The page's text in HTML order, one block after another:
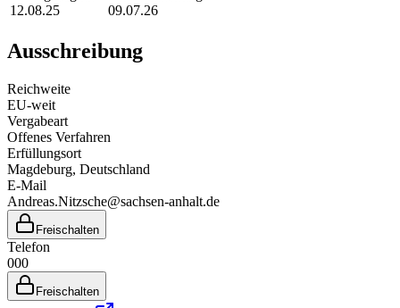
12.08.25
09.07.26
Ausschreibung
Reichweite
EU-weit
Vergabeart
Offenes Verfahren
Erfüllungsort
Magdeburg, Deutschland
E-Mail
Andreas.Nitzsche@sachsen-anhalt.de
Freischalten
Telefon
000
Freischalten